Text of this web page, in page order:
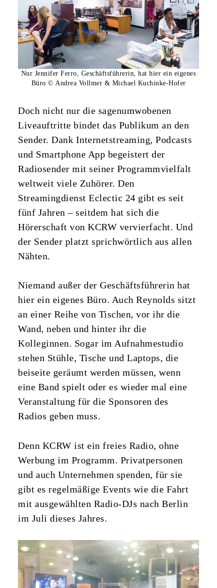
Nur Jennifer Ferro, Geschäftsführerin, hat hier ein eigenes
Büro © Andrea Vollmer & Michael Kuchinke-Hofer
Doch nicht nur die sagenumwobenen
Liveauftritte bindet das Publikum an den
Sender. Dank Internetstreaming, Podcasts
und Smartphone App begeistert der
Radiosender mit seiner Programmvielfalt
weltweit viele Zuhörer. Den
Streamingdienst Eclectic 24 gibt es seit
fünf Jahren – seitdem hat sich die
Hörerschaft von KCRW vervierfacht. Und
der Sender platzt sprichwörtlich aus allen
Nähten.
Niemand außer der Geschäftsführerin hat
hier ein eigenes Büro. Auch Reynolds sitzt
an einer Reihe von Tischen, vor ihr die
Wand, neben und hinter ihr die
Kolleginnen. Sogar im Aufnahmestudio
stehen Stühle, Tische und Laptops, die
beiseite geräumt werden müssen, wenn
eine Band spielt oder es wieder mal eine
Veranstaltung für die Sponsoren des
Radios geben muss.
Denn KCRW ist ein freies Radio, ohne
Werbung im Programm. Privatpersonen
und auch Unternehmen spenden, für sie
gibt es regelmäßige Events wie die Fahrt
mit ausgewählten Radio-DJs nach Berlin
im Juli dieses Jahres.